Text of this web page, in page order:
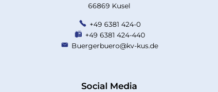
66869 Kusel
+49 6381 424-0
+49 6381 424-440
Buergerbuero@kv-kus.de
Social Media